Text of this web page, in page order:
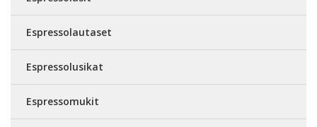
Espressolautaset
Espressolusikat
Espressomukit